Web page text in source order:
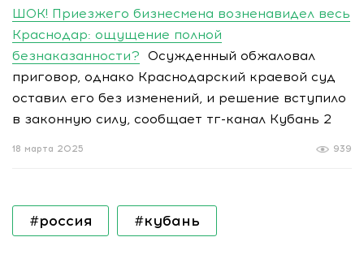
ШОК! Приезжего бизнесмена возненавидел весь
Краснодар: ощущение полной
безнаказанности? Осужденный обжаловал
приговор, однако Краснодарский краевой суд
оставил его без изменений, и решение вступило
в законную силу, сообщает тг-канал Кубань 2
939
18 марта 2025
#россия #кубань